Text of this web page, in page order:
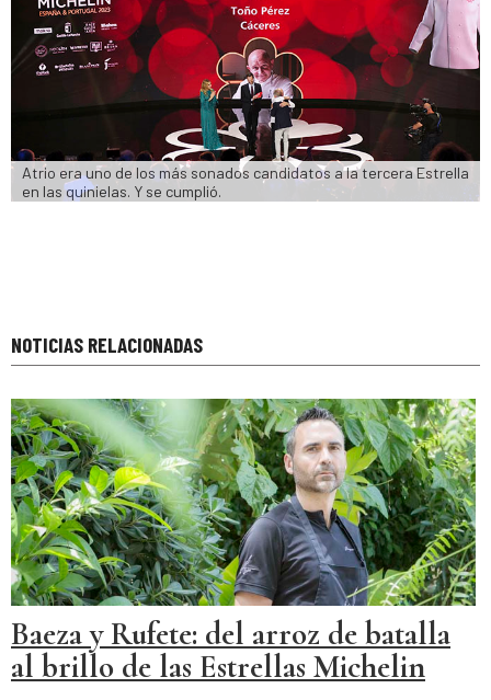
Atrio era uno de los más sonados candidatos a la tercera Estrella
en las quinielas. Y se cumplió.
NOTICIAS RELACIONADAS
Baeza y Rufete: del arroz de batalla
al brillo de las Estrellas Michelin